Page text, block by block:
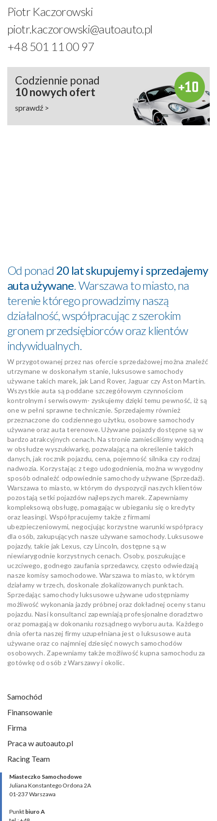
Piotr Kaczorowski
piotr.kaczorowski@autoauto.pl
+48 501 11 00 97
Codziennie ponad
10 nowych ofert
sprawdź >
Od ponad 20 lat skupujemy i sprzedajemy
auta używane. Warszawa to miasto, na
terenie którego prowadzimy naszą
działalność, współpracując z szerokim
gronem przedsiębiorców oraz klientów
indywidualnych.
W przygotowanej przez nas ofercie sprzedażowej można znaleźć
utrzymane w doskonałym stanie, luksusowe samochody
używane takich marek, jak Land Rover, Jaguar czy Aston Martin.
Wszystkie auta są poddane szczegółowym czynnościom
kontrolnym i serwisowym- zyskujemy dzięki temu pewność, iż są
one w pełni sprawne technicznie. Sprzedajemy również
przeznaczone do codziennego użytku, osobowe samochody
używane oraz auta terenowe. Używane pojazdy dostępne są w
bardzo atrakcyjnych cenach. Na stronie zamieściliśmy wygodną
w obsłudze wyszukiwarkę, pozwalającą na określenie takich
danych, jak rocznik pojazdu, cena, pojemność silnika czy rodzaj
nadwozia. Korzystając z tego udogodnienia, można w wygodny
sposób odnaleźć odpowiednie samochody używane (Sprzedaż).
Warszawa to miasto, w którym do dyspozycji naszych klientów
pozostają setki pojazdów najlepszych marek. Zapewniamy
kompleksową obsługę, pomagając w ubieganiu się o kredyty
oraz leasingi. Współpracujemy także z firmami
ubezpieczeniowymi, negocjując korzystne warunki współpracy
dla osób, zakupujących nasze używane samochody. Luksusowe
pojazdy, takie jak Lexus, czy Lincoln, dostępne są w
niewiarygodnie korzystnych cenach. Osoby, poszukujące
uczciwego, godnego zaufania sprzedawcy, często odwiedzają
nasze komisy samochodowe. Warszawa to miasto, w którym
działamy w trzech, doskonale zlokalizowanych punktach.
Sprzedając samochody luksusowe używane udostępniamy
możliwość wykonania jazdy próbnej oraz dokładnej oceny stanu
pojazdu. Nasi konsultanci zapewniają profesjonalne doradztwo
oraz pomagają w dokonaniu rozsądnego wyboru auta. Każdego
dnia oferta naszej firmy uzupełniana jest o luksusowe auta
używane oraz co najmniej dziesięć nowych samochodów
osobowych. Zapewniamy także możliwość kupna samochodu za
gotówkę od osób z Warszawy i okolic.
Samochód
Finansowanie
Firma
Praca w autoauto.pl
Racing Team
Miasteczko Samochodowe
Juliana Konstantego Ordona 2A
01-237 Warszawa
Punkt biuro A